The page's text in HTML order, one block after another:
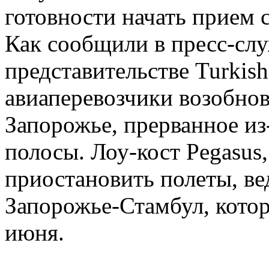
готовности начать
Как сообщили в пресс-
представительстве
авиаперевозчики
Запорожье, прерванное
полосы. Лоу-кост
приостановить полеты,
Запорожье-Стамбул,
июня.